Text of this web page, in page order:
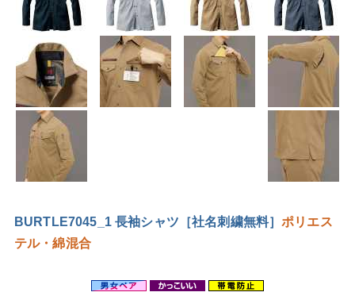
BURTLE7045_1 長袖シャツ［社名刺繍無料］ポリエス
テル・綿混合